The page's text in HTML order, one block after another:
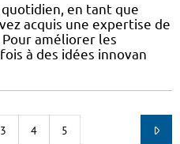
en tant que
acquis une expertise de
améliorer les
à des idées innovan
3 4 5